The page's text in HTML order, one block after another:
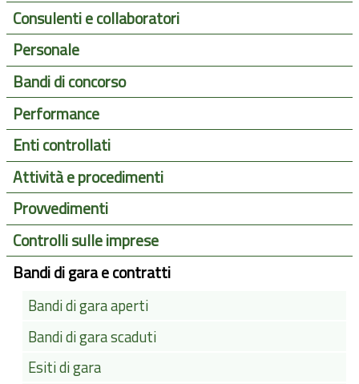
Consulenti e collaboratori
Personale
Bandi di concorso
Performance
Enti controllati
Attività e procedimenti
Provvedimenti
Controlli sulle imprese
Bandi di gara e contratti
Bandi di gara aperti
Bandi di gara scaduti
Esiti di gara